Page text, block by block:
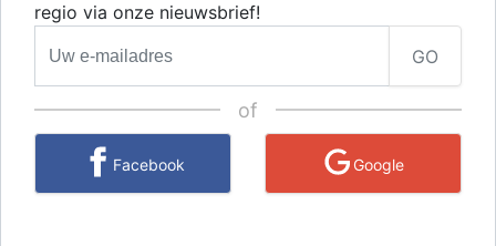
regio via onze nieuwsbrief!
GO
of
Facebook Google